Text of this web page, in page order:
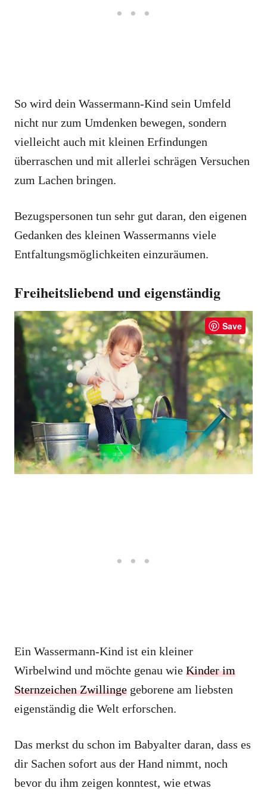
So wird dein Wassermann-Kind sein Umfeld
nicht nur zum Umdenken bewegen, sondern
vielleicht auch mit kleinen Erfindungen
überraschen und mit allerlei schrägen Versuchen
zum Lachen bringen.
Bezugspersonen tun sehr gut daran, den eigenen
Gedanken des kleinen Wassermanns viele
Entfaltungsmöglichkeiten einzuräumen.
Freiheitsliebend und eigenständig
Save
Ein Wassermann-Kind ist ein kleiner
Wirbelwind und möchte genau wie Kinder im
Sternzeichen Zwillinge geborene am liebsten
eigenständig die Welt erforschen.
Das merkst du schon im Babyalter daran, dass es
dir Sachen sofort aus der Hand nimmt, noch
bevor du ihm zeigen konntest, wie etwas